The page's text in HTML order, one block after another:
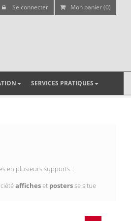
Se connecter Mon panier (0)
SERVICES PRATIQUES
en plusieurs supports :
afficheset postersse situe